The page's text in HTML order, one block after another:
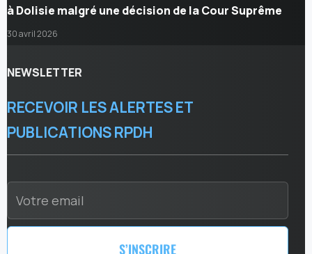
à Dolisie malgré une décision de la Cour Suprême
30 avril 2026
NEWSLETTER
RECEVOIR LES ALERTES ET
PUBLICATIONS RPDH
S’INSCRIRE